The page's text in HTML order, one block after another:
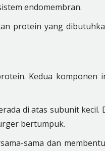
endomembran.
protein yang
Kedua komponen
di atas subunit kecil.
bertumpuk.
sama dan